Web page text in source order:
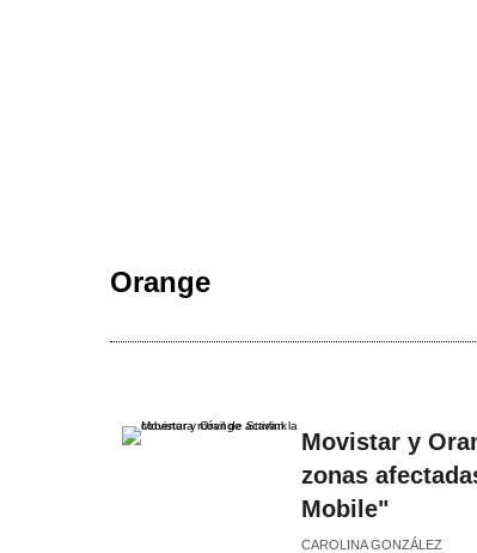
Orange
Movistar y
zonas
Mobile"
CAROLINA GONZÁLEZ